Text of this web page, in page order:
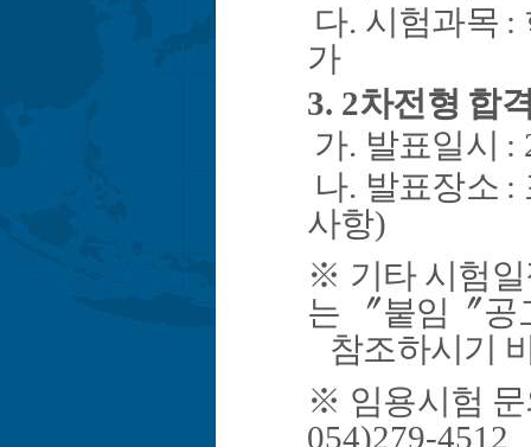
다. 시험과목 :
가
3. 2차전형 합
가. 발표일시 :
나. 발표장소 :
사항)
※ 기타 시험
는
〞붙임 〞공
참조하시기
※ 임용시험
054)279-4512